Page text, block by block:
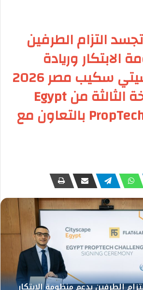
التزام الطرفين
الابتكار وريادة
الأعمال .. سيتي سكيب مصر 2026
يطلق النسخة الثالثة من Egypt
PropTech Challenge بالتعاون مع